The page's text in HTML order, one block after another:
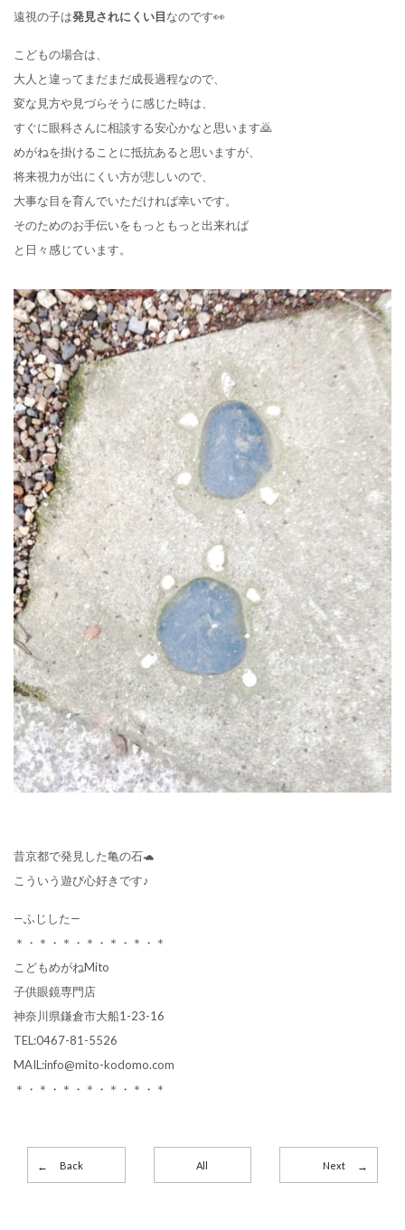
遠視の子は発見されにくい目なのです👀
こどもの場合は、
大人と違ってまだまだ成長過程なので、
変な見方や見づらそうに感じた時は、
すぐに眼科さんに相談する安心かなと思います🙇
めがねを掛けることに抵抗あると思いますが、
将来視力が出にくい方が悲しいので、
大事な目を育んでいただければ幸いです。
そのためのお手伝いをもっともっと出来れば
と日々感じています。
昔京都で発見した亀の石🐢
こういう遊び心好きです♪
—ふじした—
＊・＊・＊・＊・＊・＊・＊
こどもめがねMito
子供眼鏡専門店
神奈川県鎌倉市大船1-23-16
TEL:0467-81-5526
MAIL:info@mito-kodomo.com
＊・＊・＊・＊・＊・＊・＊
Back All Next